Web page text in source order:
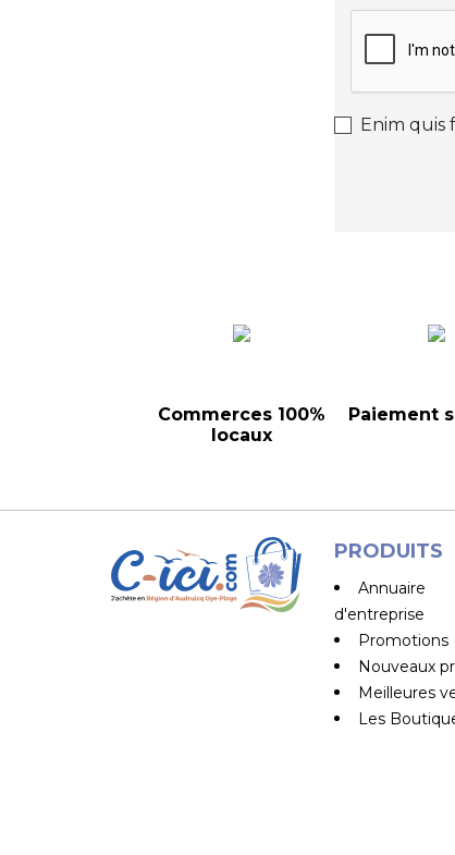
Enim quis
Commerces 100%
locaux
Paiement
PRODUITS
Annuaire
d'entreprise
Promotions
Nouveaux
Meilleures
Les